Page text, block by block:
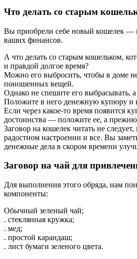
Что делать со старым
Вы приобрели себе новый кошелек —
ваших финансов.
А что делать со старым кошельком,
и правдой долгое время?
Можно его выбросить, чтобы в доме
поношенных вещей.
Однако не спешите его выбрасывать, а
Положите в него денежную купюру и
Если через какое-то время появится
достоинства — положите ее, а
Заговор на кошелек читать не
радостном настроении и все. Вы
денежные дела в скором времени
Заговор на чай для
Для выполнения этого обряда, нам
компоненты:
Обычный зеленый чай;
. стеклянная кружка;
. мед;
. простой карандаш;
. лист бумаги зеленого цвета.